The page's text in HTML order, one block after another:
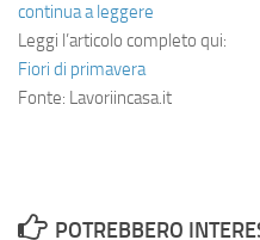
continua a leggere
Leggi l’articolo completo qui:
Fiori di primavera
Fonte: Lavoriincasa.it
POTREBBERO